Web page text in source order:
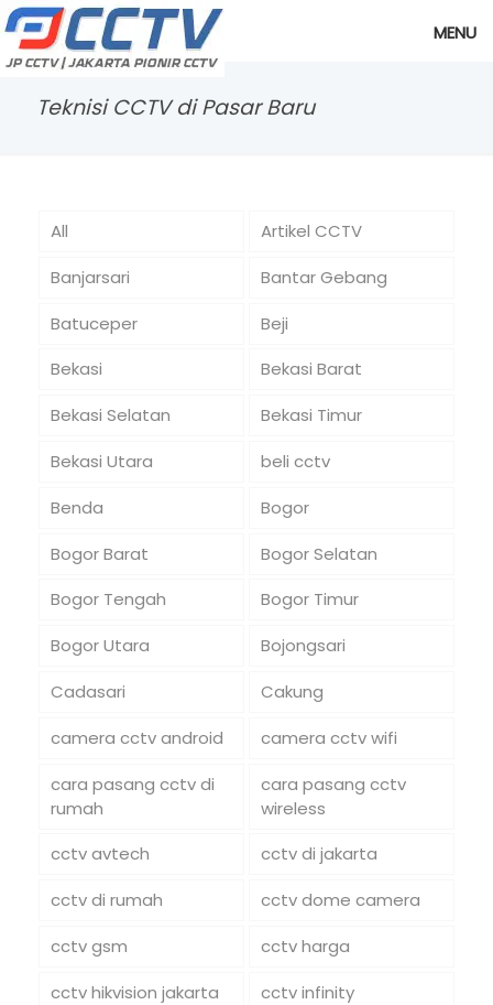
MENU
Teknisi CCTV di Pasar Baru
All
Artikel CCTV
Banjarsari
Bantar Gebang
Batuceper
Beji
Bekasi
Bekasi Barat
Bekasi Selatan
Bekasi Timur
Bekasi Utara
beli cctv
Benda
Bogor
Bogor Barat
Bogor Selatan
Bogor Tengah
Bogor Timur
Bogor Utara
Bojongsari
Cadasari
Cakung
camera cctv android
camera cctv wifi
cara pasang cctv di
rumah
cara pasang cctv
wireless
cctv avtech
cctv di jakarta
cctv di rumah
cctv dome camera
cctv gsm
cctv harga
cctv hikvision jakarta
cctv infinity